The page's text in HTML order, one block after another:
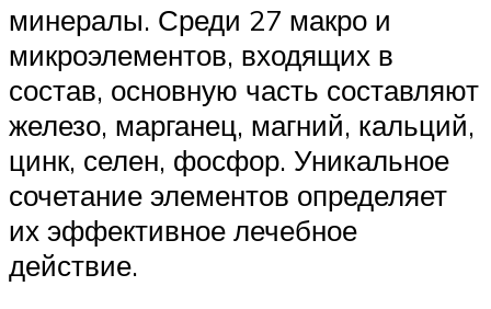
минералы. Среди 27 макро и
микроэлементов, входящих в
состав, основную часть составляют
железо, марганец, магний, кальций,
цинк, селен, фосфор. Уникальное
сочетание элементов определяет
их эффективное лечебное
действие.